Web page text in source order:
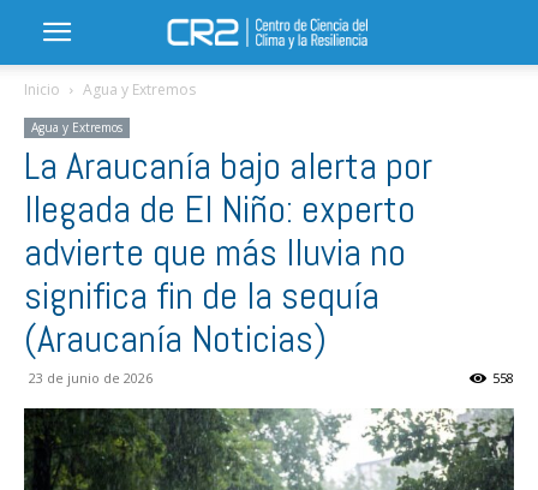
Inicio Agua y Extremos
Agua y Extremos
La Araucanía bajo alerta por
llegada de El Niño: experto
advierte que más lluvia no
significa fin de la sequía
(Araucanía Noticias)
23 de junio de 2026 558